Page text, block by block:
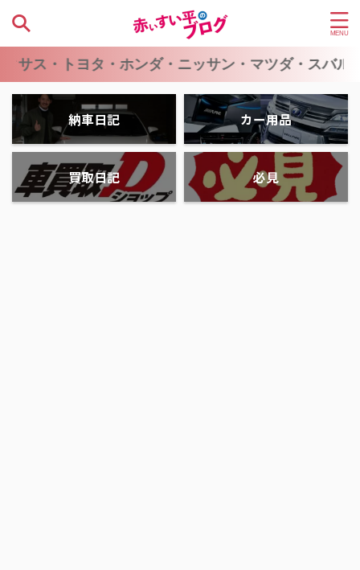
・ホンダ・ニッサン・マツダ・スバル・スズキ・
納車日記 カー用品
買取日記 必見